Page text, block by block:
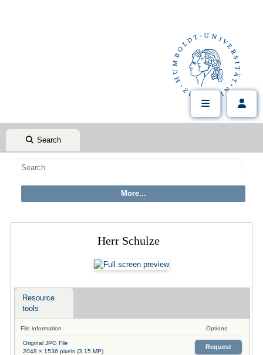
Search
Herr Schulze
Resource
tools
File information Options
Original JPG File
2048 × 1536 pixels (3.15 MP)
Request